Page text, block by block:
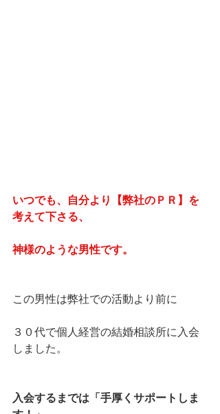
いつでも、自分より【弊社のＰＲ】を
考えて下さる、
神様のような男性です。
この男性は弊社での活動より前に
３０代で個人経営の結婚相談所に入会
しました。
入会するまでは「手厚くサポートしま